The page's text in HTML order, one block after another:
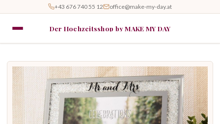
+43 676 740 55 12 office@make-my-day.at
Der Hochzeitsshop by MAKE MY DAY